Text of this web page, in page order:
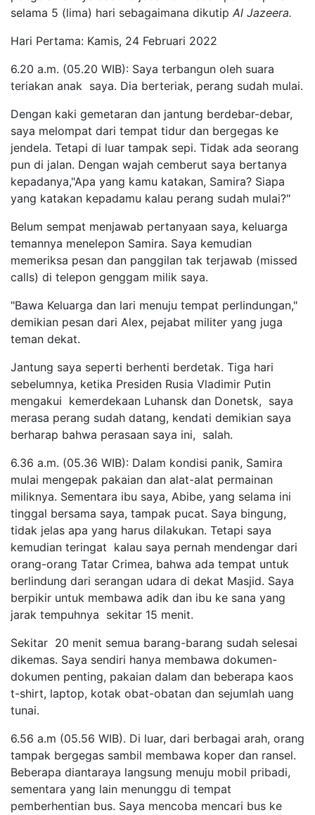
selama 5 (lima) hari sebagaimana dikutip Al Jazeera.
Hari Pertama: Kamis, 24 Februari 2022
6.20 a.m. (05.20 WIB): Saya terbangun oleh suara
teriakan anak saya. Dia berteriak, perang sudah mulai.
Dengan kaki gemetaran dan jantung berdebar-debar,
saya melompat dari tempat tidur dan bergegas ke
jendela. Tetapi di luar tampak sepi. Tidak ada seorang
pun di jalan. Dengan wajah cemberut saya bertanya
kepadanya,"Apa yang kamu katakan, Samira? Siapa
yang katakan kepadamu kalau perang sudah mulai?"
Belum sempat menjawab pertanyaan saya, keluarga
temannya menelepon Samira. Saya kemudian
memeriksa pesan dan panggilan tak terjawab (missed
calls) di telepon genggam milik saya.
"Bawa Keluarga dan lari menuju tempat perlindungan,"
demikian pesan dari Alex, pejabat militer yang juga
teman dekat.
Jantung saya seperti berhenti berdetak. Tiga hari
sebelumnya, ketika Presiden Rusia Vladimir Putin
mengakui kemerdekaan Luhansk dan Donetsk, saya
merasa perang sudah datang, kendati demikian saya
berharap bahwa perasaan saya ini, salah.
6.36 a.m. (05.36 WIB): Dalam kondisi panik, Samira
mulai mengepak pakaian dan alat-alat permainan
miliknya. Sementara ibu saya, Abibe, yang selama ini
tinggal bersama saya, tampak pucat. Saya bingung,
tidak jelas apa yang harus dilakukan. Tetapi saya
kemudian teringat kalau saya pernah mendengar dari
orang-orang Tatar Crimea, bahwa ada tempat untuk
berlindung dari serangan udara di dekat Masjid. Saya
berpikir untuk membawa adik dan ibu ke sana yang
jarak tempuhnya sekitar 15 menit.
Sekitar 20 menit semua barang-barang sudah selesai
dikemas. Saya sendiri hanya membawa dokumen-
dokumen penting, pakaian dalam dan beberapa kaos
t-shirt, laptop, kotak obat-obatan dan sejumlah uang
tunai.
6.56 a.m (05.56 WIB). Di luar, dari berbagai arah, orang
tampak bergegas sambil membawa koper dan ransel.
Beberapa diantaraya langsung menuju mobil pribadi,
sementara yang lain menunggu di tempat
pemberhentian bus. Saya mencoba mencari bus ke